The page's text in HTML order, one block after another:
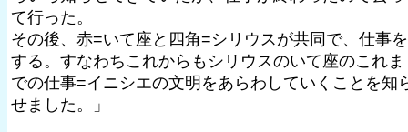
て行った。
その後、赤=いて座と四角=シリウスが共同で、仕事を
する。すなわちこれからもシリウスのいて座のこれま
での仕事=イニシエの文明をあらわしていくことを知
せました。」